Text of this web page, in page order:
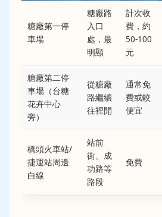
糖廠第一停
車場
糖廠路
入口
處，最
明顯
計次收
費，約
50-100
元
糖廠第二停
車場（台糖
花卉中心
旁）
從糖廠
路繼續
往裡開
通常免
費或較
便宜
橋頭火車站/
捷運站周邊
白線
站前
街、成
功路等
路段
免費